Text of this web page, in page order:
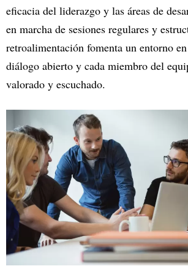
eficacia del liderazgo y las áreas de
en marcha de sesiones regulares y
retroalimentación fomenta un entorno
diálogo abierto y cada miembro del
valorado y escuchado.